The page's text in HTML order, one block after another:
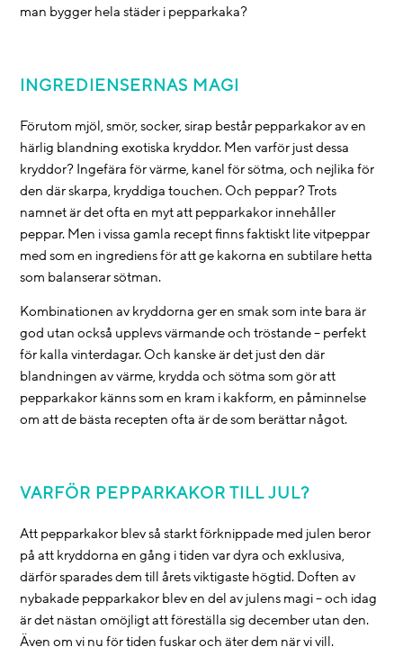
man bygger hela städer i pepparkaka?
INGREDIENSERNAS MAGI
Förutom mjöl, smör, socker, sirap består pepparkakor av en
härlig blandning exotiska kryddor. Men varför just dessa
kryddor? Ingefära för värme, kanel för sötma, och nejlika för
den där skarpa, kryddiga touchen. Och peppar? Trots
namnet är det ofta en myt att pepparkakor innehåller
peppar. Men i vissa gamla recept finns faktiskt lite vitpeppar
med som en ingrediens för att ge kakorna en subtilare hetta
som balanserar sötman.
Kombinationen av kryddorna ger en smak som inte bara är
god utan också upplevs värmande och tröstande – perfekt
för kalla vinterdagar. Och kanske är det just den där
blandningen av värme, krydda och sötma som gör att
pepparkakor känns som en kram i kakform, en påminnelse
om att de bästa recepten ofta är de som berättar något.
VARFÖR PEPPARKAKOR TILL JUL?
Att pepparkakor blev så starkt förknippade med julen beror
på att kryddorna en gång i tiden var dyra och exklusiva,
därför sparades dem till årets viktigaste högtid. Doften av
nybakade pepparkakor blev en del av julens magi – och idag
är det nästan omöjligt att föreställa sig december utan den.
Även om vi nu för tiden fuskar och äter dem när vi vill.